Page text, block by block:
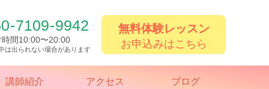
-7109-9942
時間10:00〜20:00
は出られない場合があります
無料体験レッスン
お申込みはこちら
講師紹介 アクセス ブログ